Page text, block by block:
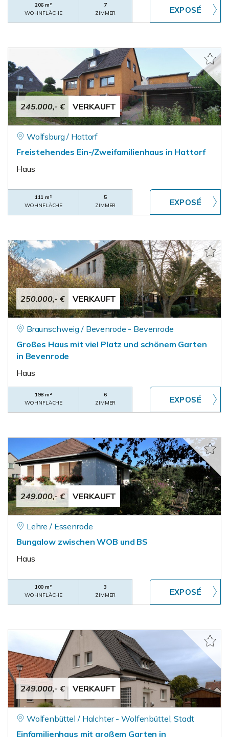
206 m²
WOHNFLÄCHE
7
ZIMMER
245.000,- € VERKAUFT
Wolfsburg / Hattorf
Freistehendes Ein-/Zweifamilienhaus in Hattorf
Haus
111 m²
WOHNFLÄCHE
5
ZIMMER
250.000,- € VERKAUFT
Braunschweig / Bevenrode - Bevenrode
Großes Haus mit viel Platz und schönem Garten
in Bevenrode
Haus
198 m²
WOHNFLÄCHE
6
ZIMMER
249.000,- € VERKAUFT
Lehre / Essenrode
Bungalow zwischen WOB und BS
Haus
100 m²
WOHNFLÄCHE
3
ZIMMER
249.000,- € VERKAUFT
Wolfenbüttel / Halchter - Wolfenbüttel, Stadt
Einfamilienhaus mit großem Garten in